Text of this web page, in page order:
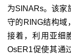
为SINARs。该家
守的 RING结构域
接着，利用亚细
OsER1促使其通